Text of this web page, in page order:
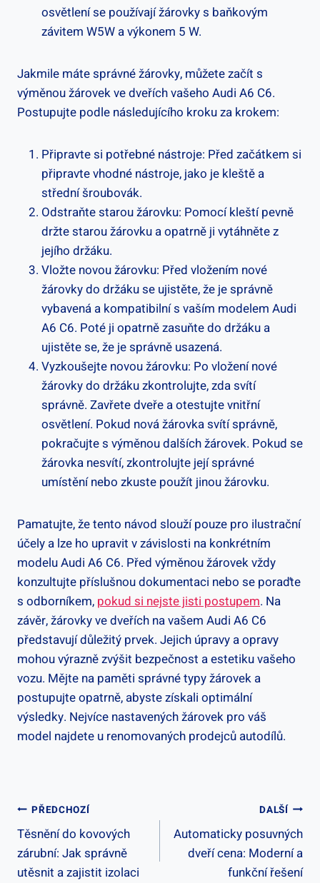
osvětlení se používají žárovky s baňkovým
závitem W5W a výkonem 5 W.
Jakmile máte správné žárovky, můžete začít s
výměnou žárovek ve dveřích vašeho Audi A6 C6.
Postupujte podle následujícího kroku za krokem:
Připravte si potřebné nástroje: Před začátkem si
připravte vhodné nástroje, jako je kleště a
střední šroubovák.
Odstraňte starou žárovku: Pomocí kleští pevně
držte starou žárovku a opatrně ji vytáhněte z
jejího držáku.
Vložte novou žárovku: Před vložením nové
žárovky do držáku se ujistěte, že je správně
vybavená a kompatibilní s vaším modelem Audi
A6 C6. Poté ji opatrně zasuňte do držáku a
ujistěte se, že je správně usazená.
Vyzkoušejte novou žárovku: Po vložení nové
žárovky do držáku zkontrolujte, zda svítí
správně. Zavřete dveře a otestujte vnitřní
osvětlení. Pokud nová žárovka svítí správně,
pokračujte s výměnou dalších žárovek. Pokud se
žárovka nesvítí, zkontrolujte její správné
umístění nebo zkuste použít jinou žárovku.
Pamatujte, že tento návod slouží pouze pro ilustrační
účely a lze ho upravit v závislosti na konkrétním
modelu Audi A6 C6. Před výměnou žárovek vždy
konzultujte příslušnou dokumentaci nebo se poraďte
s odborníkem, pokud si nejste jisti postupem. Na
závěr, žárovky ve dveřích na vašem Audi A6 C6
představují důležitý prvek. Jejich úpravy a opravy
mohou výrazně zvýšit bezpečnost a estetiku vašeho
vozu. Mějte na paměti správné typy žárovek a
postupujte opatrně, abyste získali optimální
výsledky. Nejvíce nastavených žárovek pro váš
model najdete u renomovaných prodejců autodílů.
Navigace
Pro
Příspěvek
PŘEDCHOZÍ
Těsnění do kovových
zárubní: Jak správně
utěsnit a zajistit izolaci
DALŠÍ
Automaticky posuvných
dveří cena: Moderní a
funkční řešení